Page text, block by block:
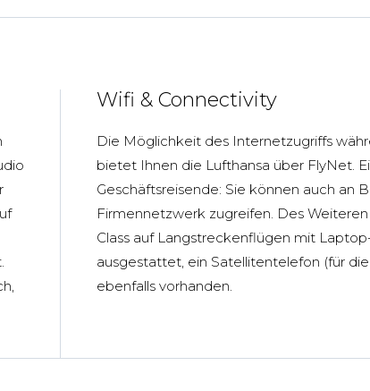
Wifi & Connectivity
Die Möglichkeit des Internetzugriffs
bietet Ihnen die Lufthansa über FlyNet.
Geschäftsreisende: Sie können auch an
Firmennetzwerk zugreifen. Des
Class auf Langstreckenflügen mit
ausgestattet, ein Satellitentelefon (für
ebenfalls vorhanden.